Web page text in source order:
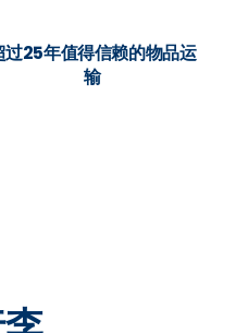
过25年值得信赖的物品运
输